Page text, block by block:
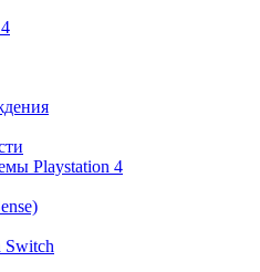
Playstation 4
Switch